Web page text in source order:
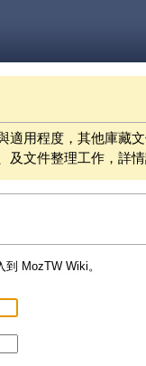
適用程度，其他庫藏
及文件整理工作，詳
MozTW Wiki。